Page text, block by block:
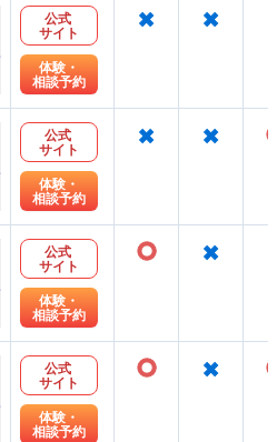
公式
サイト
体験・
相談予約
× ×
公式
サイト
体験・
相談予約
× ×
公式
サイト
体験・
相談予約
○ ×
公式
サイト
体験・
相談予約
○ ×